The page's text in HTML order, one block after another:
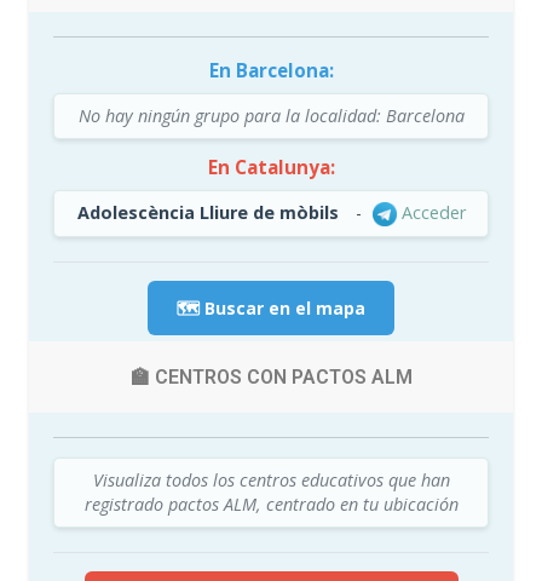
En Barcelona:
No hay ningún grupo para la localidad: Barcelona
En Catalunya:
Adolescència Lliure de mòbils - Acceder
🗺️ Buscar en el mapa
🏫 CENTROS CON PACTOS ALM
Visualiza todos los centros educativos que han
registrado pactos ALM, centrado en tu ubicación